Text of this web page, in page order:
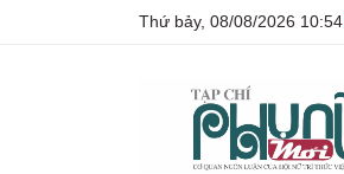
Thứ bảy, 08/08/2026 10:54